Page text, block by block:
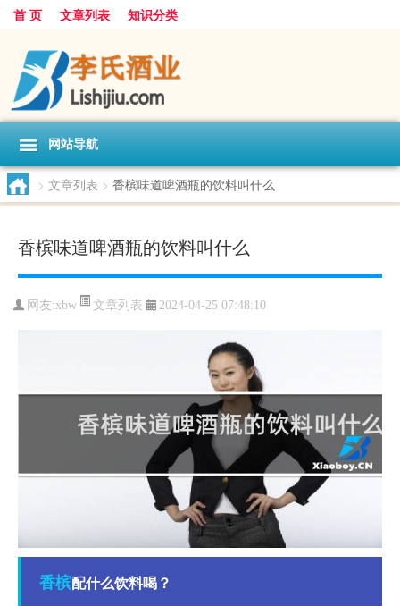
首 页 文章列表 知识分类
网站导航
> 文章列表 > 香槟味道啤酒瓶的饮料叫什么
香槟味道啤酒瓶的饮料叫什么
网友:xbw 文章列表 2024-04-25 07:48:10
香槟配什么饮料喝？